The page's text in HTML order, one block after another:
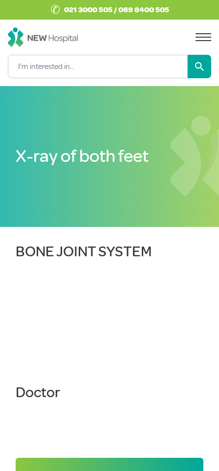
✆ 021 3000 505 / 069 8400 505
X-ray of both feet
BONE JOINT SYSTEM
Doctor